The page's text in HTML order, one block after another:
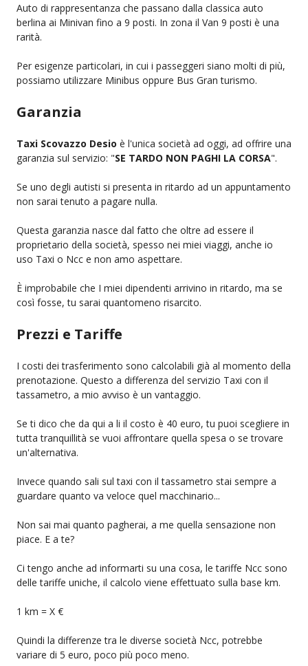
Auto di rappresentanza che passano dalla classica auto
berlina ai Minivan fino a 9 posti. In zona il Van 9 posti è una
rarità.
Per esigenze particolari, in cui i passeggeri siano molti di più,
possiamo utilizzare Minibus oppure Bus Gran turismo.
Garanzia
Taxi Scovazzo Desio è l'unica società ad oggi, ad offrire una
garanzia sul servizio: "SE TARDO NON PAGHI LA CORSA".
Se uno degli autisti si presenta in ritardo ad un appuntamento
non sarai tenuto a pagare nulla.
Questa garanzia nasce dal fatto che oltre ad essere il
proprietario della società, spesso nei miei viaggi, anche io
uso Taxi o Ncc e non amo aspettare.
È improbabile che I miei dipendenti arrivino in ritardo, ma se
così fosse, tu sarai quantomeno risarcito.
Prezzi e Tariffe
I costi dei trasferimento sono calcolabili già al momento della
prenotazione. Questo a differenza del servizio Taxi con il
tassametro, a mio avviso è un vantaggio.
Se ti dico che da qui a li il costo è 40 euro, tu puoi scegliere in
tutta tranquillità se vuoi affrontare quella spesa o se trovare
un'alternativa.
Invece quando sali sul taxi con il tassametro stai sempre a
guardare quanto va veloce quel macchinario...
Non sai mai quanto pagherai, a me quella sensazione non
piace. E a te?
Ci tengo anche ad informarti su una cosa, le tariffe Ncc sono
delle tariffe uniche, il calcolo viene effettuato sulla base km.
1 km = X €
Quindi la differenze tra le diverse società Ncc, potrebbe
variare di 5 euro, poco più poco meno.